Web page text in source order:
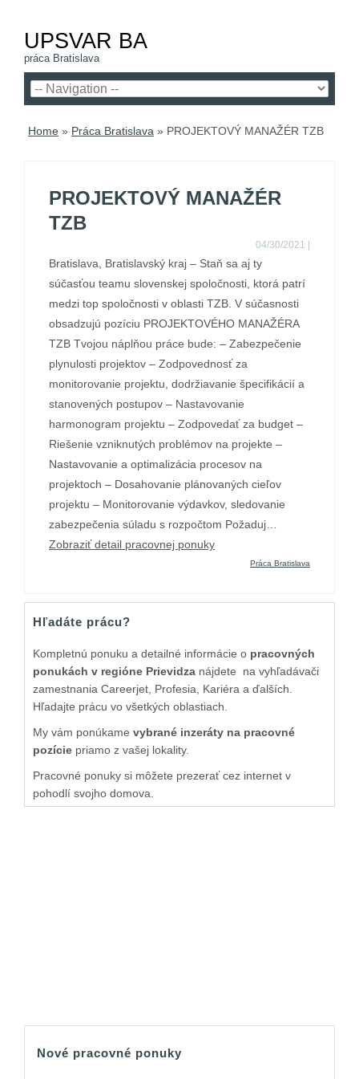
UPSVAR BA
práca Bratislava
Home » Práca Bratislava » PROJEKTOVÝ MANAŽÉR TZB
PROJEKTOVÝ MANAŽÉR
TZB
04/30/2021
Bratislava, Bratislavský kraj – Staň sa aj ty
súčasťou teamu slovenskej spoločnosti, ktorá patrí
medzi top spoločnosti v oblasti TZB. V súčasnosti
obsadzujú pozíciu PROJEKTOVÉHO MANAŽÉRA
TZB Tvojou náplňou práce bude: – Zabezpečenie
plynulosti projektov – Zodpovednosť za
monitorovanie projektu, dodržiavanie špecifikácií a
stanovených postupov – Nastavovanie
harmonogram projektu – Zodpovedať za budget –
Riešenie vzniknutých problémov na projekte –
Nastavovanie a optimalizácia procesov na
projektoch – Dosahovanie plánovaných cieľov
projektu – Monitorovanie výdavkov, sledovanie
zabezpečenia súladu s rozpočtom Požaduj…
Zobraziť detail pracovnej ponuky
Práca Bratislava
Hľadáte prácu?
Kompletnú ponuku a detailné informácie o pracovných
ponukách v regióne Prievidza nájdete na vyhľadávači
zamestnania Careerjet, Profesia, Kariéra a ďalších.
Hľadajte prácu vo všetkých oblastiach.
My vám ponúkame vybrané inzeráty na pracovné
pozície priamo z vašej lokality.
Pracovné ponuky si môžete prezerať cez internet v
pohodlí svojho domova.
Nové pracovné ponuky